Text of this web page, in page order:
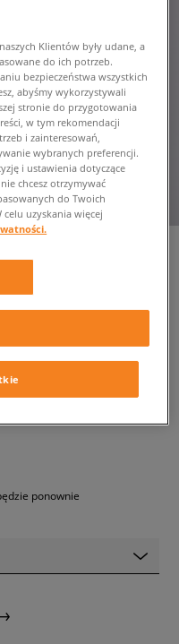
ponownie
Klientów były udane, a
do ich potrzeb.
bezpieczeństwa wszystkich
abyśmy wykorzystywali
stronie do przygotowania
w tym rekomendacji
i zainteresowań,
wybranych preferencji.
i ustawienia dotyczące
chcesz otrzymywać
do Twoich
celu uzyskania więcej